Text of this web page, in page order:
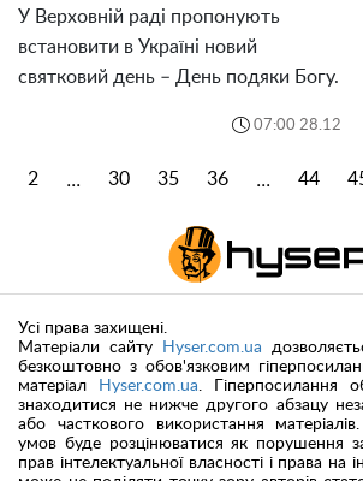
У Верховній раді пропонують
встановити в Україні новий
святковий день – День подяки Богу.
07:00 28.12
2 ... 30 35 36 ... 44
Усі права захищені.
Матеріали сайту
Hyser.com.ua
безкоштовно з обов'язковим
матеріал
Hyser.com.ua. Гіперпосилання
знаходитися не нижче другого абзацу
або часткового використання
умов буде розцінюватися як порушення
прав інтелектуальної власності і права на